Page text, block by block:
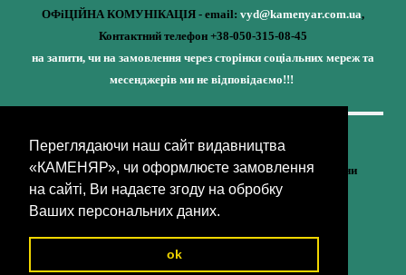
Переглядаючи наш сайт видавництва
«КАМЕНЯР», чи оформлюєте замовлення
на сайті, Ви надаєте згоду на обробку
Ваших персональних даних.
ok
ОФіЦІЙНА КОМУНІКАЦІЯ - email: vyd@kamenyar.com.ua,
Контактний телефон +38-050-315-08-45
на запити, чи на замовлення через сторінки соціальних мереж та
месенджерів ми не відповідаємо!!!
Кожне наше видання - це внесок у спротив,
у збереження ідентичності та неминучу перемогу України
(видавництво «КАМЕНЯР»)